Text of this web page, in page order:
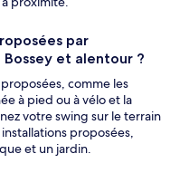
par
et alentour ?
comme les
à pied ou à vélo et la
votre swing sur le terrain
proposées,
et un jardin.